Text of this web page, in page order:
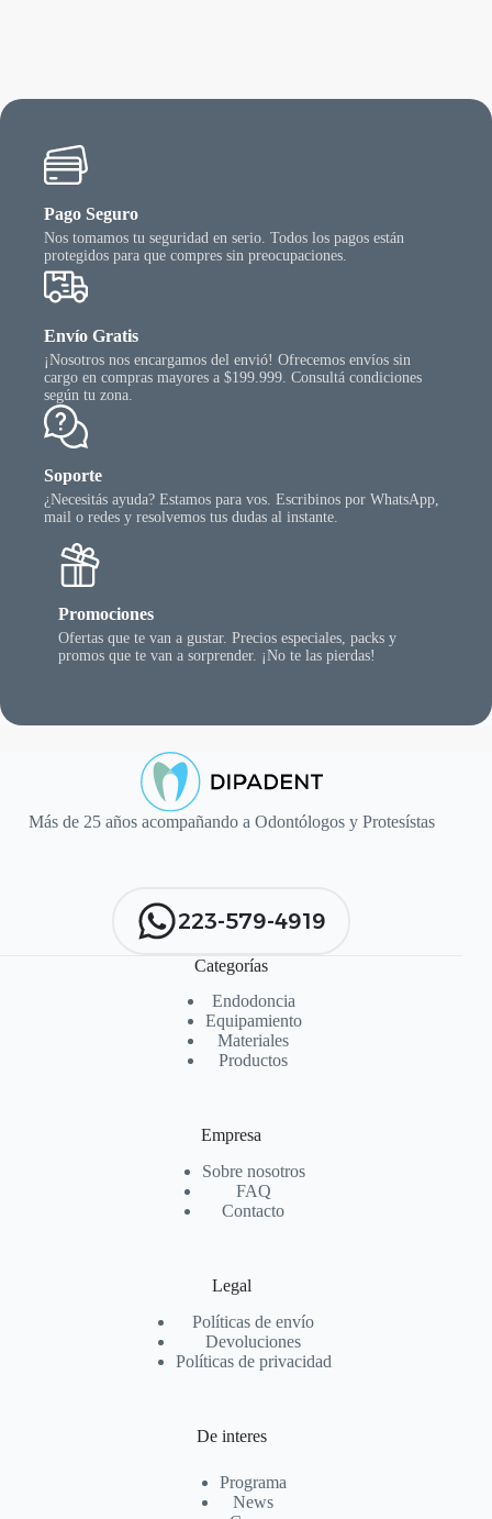
en
Pago Seguro
Nos tomamos tu seguridad en serio. Todos los pagos están
protegidos para que compres sin preocupaciones.
Envío Gratis
¡Nosotros nos encargamos del envió! Ofrecemos envíos sin
cargo en compras mayores a $199.999. Consultá condiciones
según tu zona.
Soporte
¿Necesitás ayuda? Estamos para vos. Escribinos por WhatsApp,
mail o redes y resolvemos tus dudas al instante.
Promociones
Ofertas que te van a gustar. Precios especiales, packs y
promos que te van a sorprender. ¡No te las pierdas!
Más de 25 años acompañando a Odontólogos y Protesístas
223-579-4919
Categorías
Endodoncia
Equipamiento
Materiales
Productos
Empresa
Sobre nosotros
FAQ
Contacto
Legal
Políticas de envío
Devoluciones
Políticas de privacidad
De interes
Programa
News